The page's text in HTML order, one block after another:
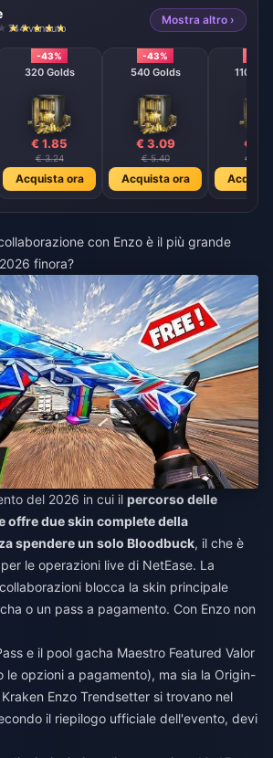
744 venduto
Mostra altro ›
-43%
320 Golds
€ 1.85
€ 3.24
Acquista ora
-43%
540 Golds
€ 3.09
€ 5.40
Acquista ora
1100
€
€
con Enzo è il più grande
finora?
del 2026 in cui il percorso delle
offre due skin complete della
spendere un solo Bloodbuck, il che è
le operazioni live di NetEase. La
blocca la skin principale
o un pass a pagamento. Con Enzo non
e il pool gacha Maestro Featured Valor
le opzioni a pagamento), ma sia la Origin-
Enzo Trendsetter si trovano nel
il riepilogo ufficiale dell'evento, devi